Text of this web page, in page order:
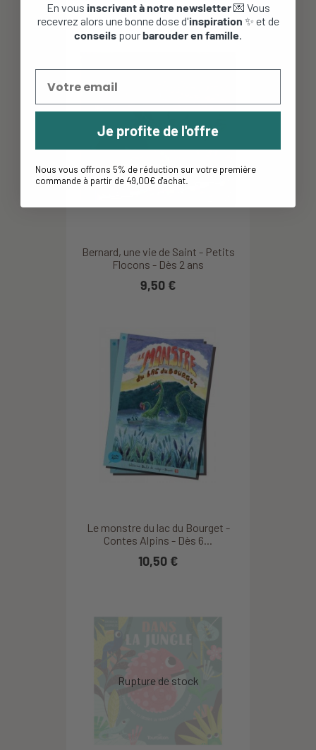
69,90 €
Bernard, une vie de Saint - Petits
Flocons - Dès 2 ans
9,50 €
Le monstre du lac du Bourget -
Contes Alpins - Dès 6...
10,50 €
En vous inscrivant à notre newsletter💌 Vous
recevrez alors une bonne dose d'inspiration ✨ et de
conseils pourbarouder en famille.
Je profite de l'offre
Nous vous offrons 5% de réduction sur votre première
commande à partir de 49,00€ d'achat.